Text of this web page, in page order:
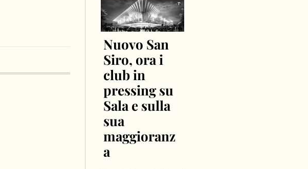
Nuovo San
Siro, ora i
club in
pressing su
Sala e sulla
sua
maggioranz
a